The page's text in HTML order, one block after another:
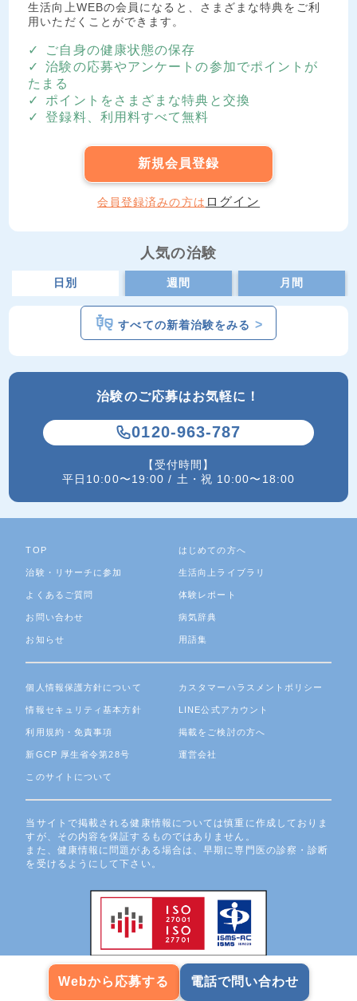
生活向上WEBの会員になると、さまざまな特典をご利
用いただくことができます。
ご自身の健康状態の保存
治験の応募やアンケートの参加でポイントが
たまる
ポイントをさまざまな特典と交換
登録料、利用料すべて無料
新規会員登録
会員登録済みの方は ログイン
人気の治験
日別 週間 月間
すべての新着治験をみる >
治験のご応募はお気軽に！
0120-963-787
【受付時間】
平日10:00〜19:00 / 土・祝 10:00〜18:00
Webから応募する 電話で問い合わせ
TOP
治験・リサーチに参加
よくあるご質問
お問い合わせ
お知らせ
はじめての方へ
生活向上ライブラリ
体験レポート
病気辞典
用語集
個人情報保護方針について
情報セキュリティ基本方針
利用規約・免責事項
新GCP 厚生省令第28号
このサイトについて
カスタマーハラスメントポリシー
LINE公式アカウント
掲載をご検討の方へ
運営会社
当サイトで掲載される健康情報については慎重に作成しておりま
すが、その内容を保証するものではありません。
また、健康情報に問題がある場合は、早期に専門医の診察・診断
を受けるようにして下さい。
Copyright ©3H Medi Solution Inc. All Rights Reserved